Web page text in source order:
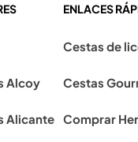
Alcoy
Alicante
ENLACES
Cestas de
Cestas
Comprar